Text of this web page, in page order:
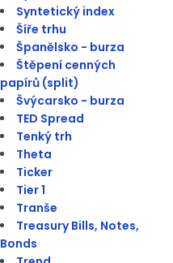
Syntetický index
Šíře trhu
Španělsko - burza
Štěpení cenných
papírů (split)
Švýcarsko - burza
TED Spread
Tenký trh
Theta
Ticker
Tier 1
Tranše
Treasury Bills, Notes,
Bonds